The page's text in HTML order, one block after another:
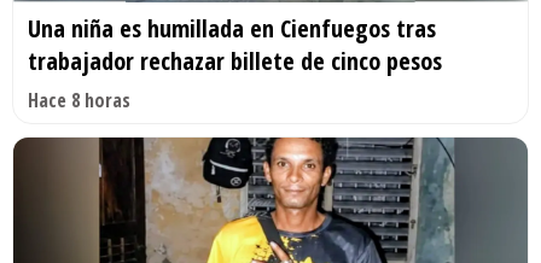
Una niña es humillada en Cienfuegos tras
trabajador rechazar billete de cinco pesos
Hace 8 horas